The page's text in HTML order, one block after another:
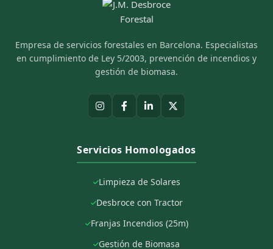
Empresa de servicios forestales en Barcelona. Especialistas
en cumplimiento de Ley 5/2003, prevención de incendios y
gestión de biomasa.
Servicios Homologados
Limpieza de Solares
Desbroce con Tractor
Franjas Incendios (25m)
Gestión de Biomasa